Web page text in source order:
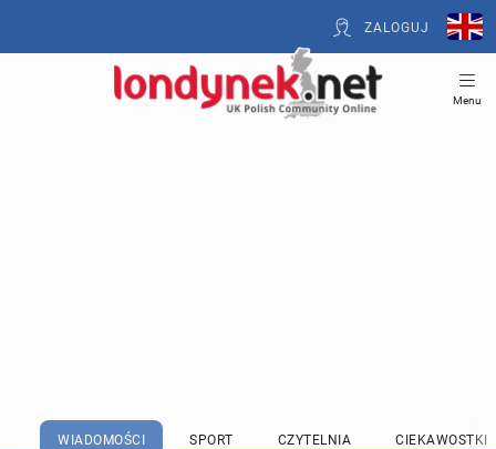
ZALOGUJ
Menu
WIADOMOŚCI SPORT CZYTELNIA CIEKAWOSTKI